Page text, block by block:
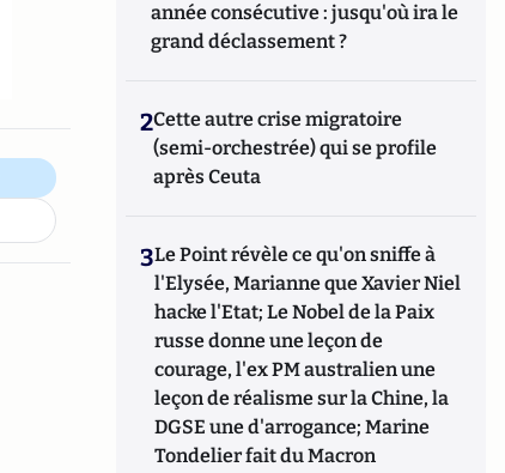
année consécutive : jusqu'où ira le
grand déclassement ?
2Cette autre crise migratoire
(semi-orchestrée) qui se profile
après Ceuta
3Le Point révèle ce qu'on sniffe à
l'Elysée, Marianne que Xavier Niel
hacke l'Etat; Le Nobel de la Paix
russe donne une leçon de
courage, l'ex PM australien une
leçon de réalisme sur la Chine, la
DGSE une d'arrogance; Marine
Tondelier fait du Macron